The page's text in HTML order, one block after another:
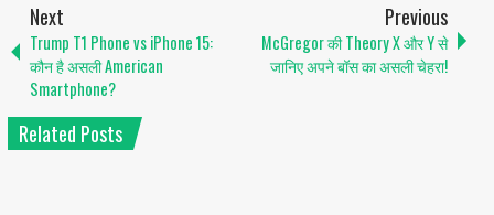
Next
Trump T1 Phone vs iPhone 15:
कौन है असली American
Smartphone?
Previous
McGregor की Theory X और Y से
जानिए अपने बॉस का असली चेहरा!
Related Posts